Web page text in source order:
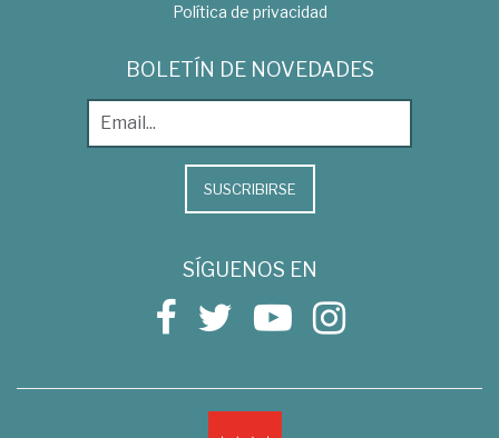
Política de privacidad
BOLETÍN DE NOVEDADES
SUSCRIBIRSE
SÍGUENOS EN